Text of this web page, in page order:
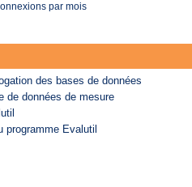
par mois
des bases de données
de données de mesure
programme Evalutil